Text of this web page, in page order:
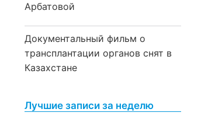
Арбатовой
Документальный фильм о
трансплантации органов снят в
Казахстане
Лучшие записи за неделю